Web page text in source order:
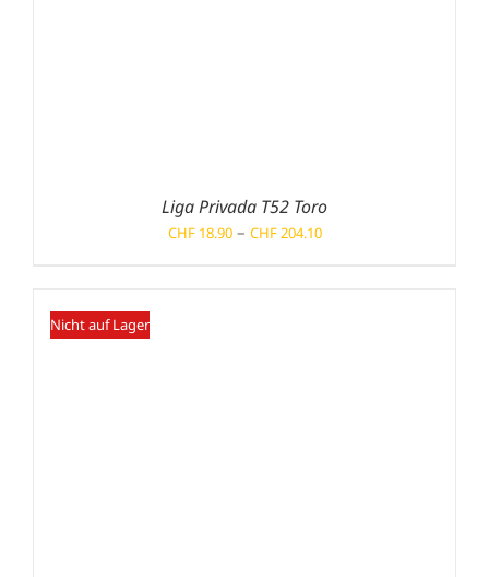
Liga Privada T52 Toro
CHF18.90 – CHF204.10Preisspanne:
Nicht auf Lager